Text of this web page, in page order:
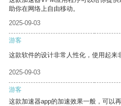
助你在网络上自由移动。
2025-09-03
游客
这款软件的设计非常人性化，使用起来
2025-09-03
游客
这款加速器app的加速效果一般，可以